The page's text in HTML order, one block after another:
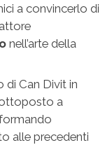
a convincerlo di
nell’arte della
di Can Divit in
a
alle precedenti